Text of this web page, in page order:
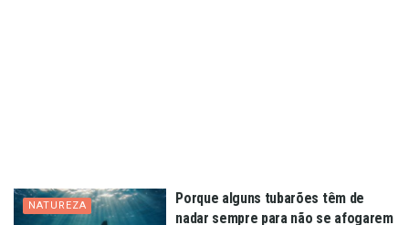
NATUREZA
Porque alguns tubarões têm de
nadar sempre para não se afogarem